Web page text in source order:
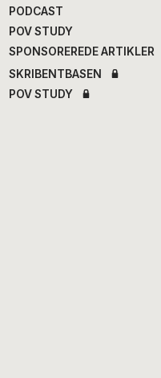
PODCAST
POV STUDY
SPONSOREREDE ARTIKLER
SKRIBENTBASEN
POV STUDY